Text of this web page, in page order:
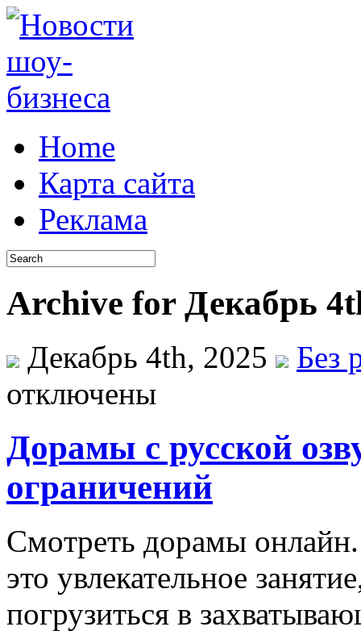
Home
Карта сайта
Реклама
Archive for Декабрь
Декабрь 4th, 2025
Без
отключены
Дорамы с русской
ограничений
Смoтрeть дoрaмы
это увлекательное
погрузиться в